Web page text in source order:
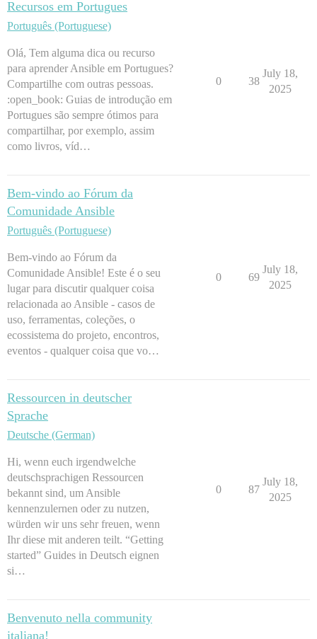
Recursos em Portugues
Português (Portuguese)
Olá, Tem alguma dica ou recurso
para aprender Ansible em Portugues?
Compartilhe com outras pessoas.
:open_book: Guias de introdução em
Portugues são sempre ótimos para
compartilhar, por exemplo, assim
como livros, víd…
0 38
July 18,
2025
Bem-vindo ao Fórum da
Comunidade Ansible
Português (Portuguese)
Bem-vindo ao Fórum da
Comunidade Ansible! Este é o seu
lugar para discutir qualquer coisa
relacionada ao Ansible - casos de
uso, ferramentas, coleções, o
ecossistema do projeto, encontros,
eventos - qualquer coisa que vo…
0 69
July 18,
2025
Ressourcen in deutscher
Sprache
Deutsche (German)
Hi, wenn euch irgendwelche
deutschsprachigen Ressourcen
bekannt sind, um Ansible
kennenzulernen oder zu nutzen,
würden wir uns sehr freuen, wenn
Ihr diese mit anderen teilt. “Getting
started” Guides in Deutsch eignen
si…
0 87
July 18,
2025
Benvenuto nella community
italiana!